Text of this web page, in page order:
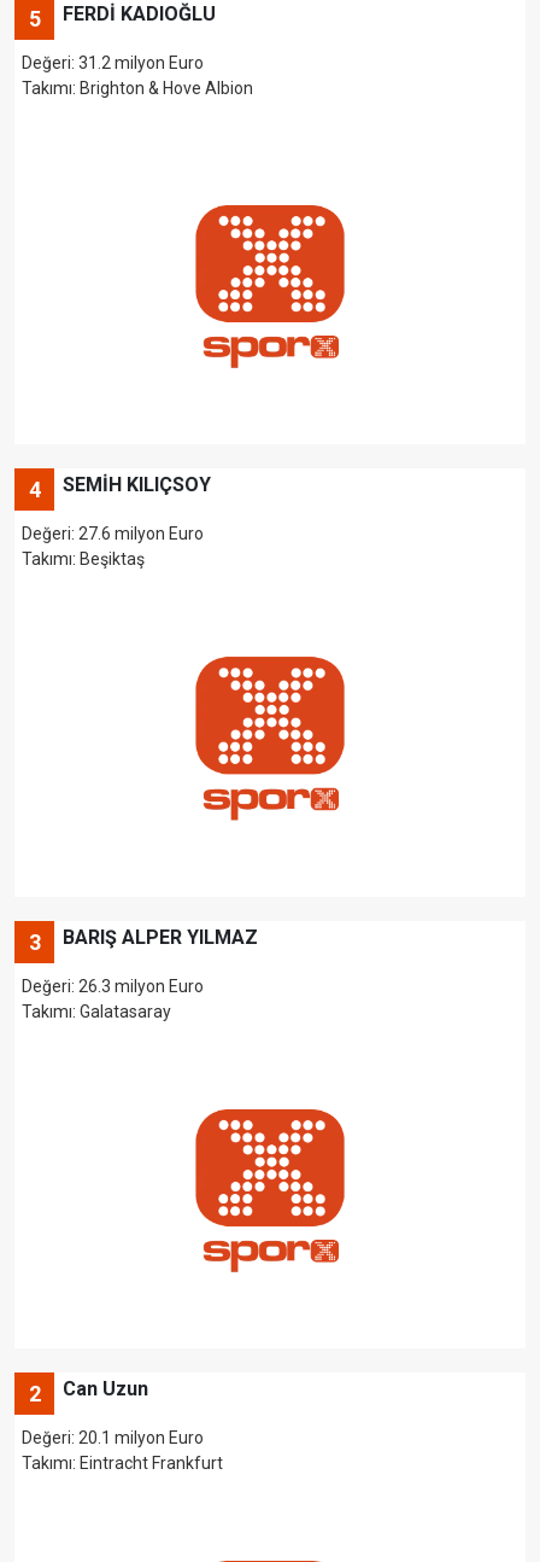
5 FERDİ KADIOĞLU
Değeri: 31.2 milyon Euro
Takımı: Brighton & Hove Albion
4 SEMİH KILIÇSOY
Değeri: 27.6 milyon Euro
Takımı: Beşiktaş
3 BARIŞ ALPER YILMAZ
Değeri: 26.3 milyon Euro
Takımı: Galatasaray
2 Can Uzun
Değeri: 20.1 milyon Euro
Takımı: Eintracht Frankfurt